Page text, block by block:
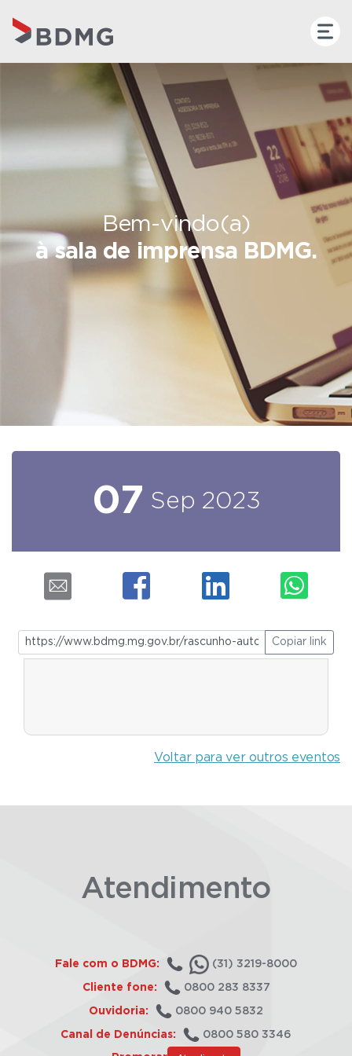
Bem-vindo(a)
à sala de imprensa BDMG.
07 Sep 2023
Copiar link
Voltar para ver outros eventos
Atendimento
Fale com o BDMG: (31) 3219-8000
Cliente fone: 0800 283 8337
Ouvidoria: 0800 940 5832
Canal de Denúncias: 0800 580 3346